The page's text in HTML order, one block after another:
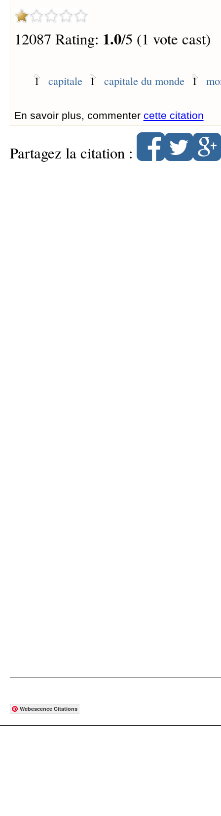
12087 Rating: 1.0/5 (1 vote cast)
1 capitale 1 capitale du monde 1
En savoir plus, commenter cette citation
Partagez la citation :
Webescence Citations